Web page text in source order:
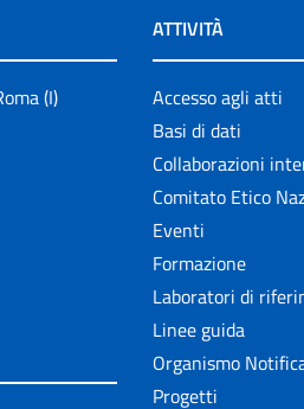
(I)
ATTIVITÀ
Accesso agli atti
Basi di dati
Collaborazioni
Comitato Etico
Eventi
Formazione
Laboratori di
Linee guida
Organismo
Progetti